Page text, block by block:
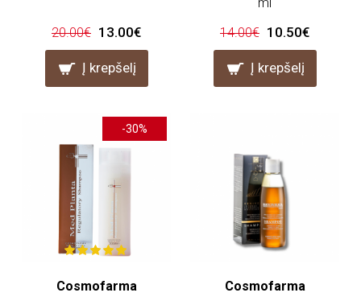
20.00€ 13.00€
Į krepšelį
14.00€ 10.50€
Į krepšelį
-30%
Cosmofarma
Cosmofarma